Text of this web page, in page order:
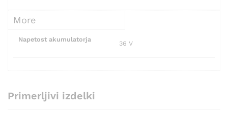
More
Napetost akumulatorja
36 V
Primerljivi izdelki